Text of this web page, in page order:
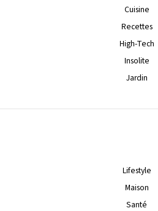
Cuisine
Recettes
High-Tech
Insolite
Jardin
Lifestyle
Maison
Santé